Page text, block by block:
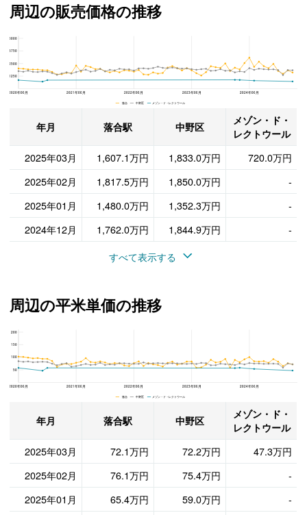
周辺の販売価格の推移
2020年06月 2021年06月 2022年06月 2023年06月 2024年06月
5000
3750
2500
1250
落合 中野区 メゾン・ド・レクトウール
年月 落合駅 中野区
メゾン・ド・
レクトウール
2025年03月
1,607.1万円 1,833.0万円
720.0万円
2025年02月
1,817.5万円 1,850.0万円
-
2025年01月
1,480.0万円 1,352.3万円
-
2024年12月
1,762.0万円 1,844.9万円
-
すべて表示する
周辺の平米単価の推移
2020年06月 2021年06月 2022年06月 2023年06月 2024年06月
200
150
100
50
落合 中野区 メゾン・ド・レクトウール
年月 落合駅 中野区
メゾン・ド・
レクトウール
2025年03月
72.1万円 72.2万円
47.3万円
2025年02月
76.1万円 75.4万円
-
2025年01月
65.4万円 59.0万円
-